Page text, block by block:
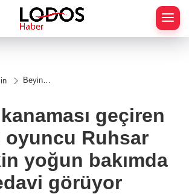
Beyin
oyuncu
Gültekin
yoğun
bakımda
tedavi
görüyor
geçiren
oyuncu Ruhsar
yoğun bakımda
görüyor